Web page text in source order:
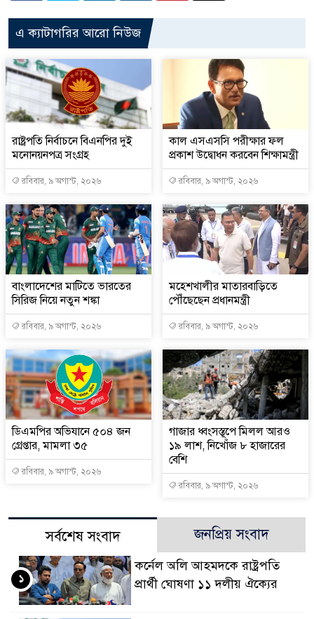
এ ক্যাটাগরির আরো নিউজ
রাষ্ট্রপতি নির্বাচনে বিএনপির দুই
মনোনয়নপত্র সংগ্রহ
রবিবার, ৯ অগাস্ট, ২০২৬
কাল এসএসসি পরীক্ষার ফল
প্রকাশ উদ্বোধন করবেন শিক্ষামন্ত্রী
রবিবার, ৯ অগাস্ট, ২০২৬
বাংলাদেশের মাটিতে ভারতের
সিরিজ নিয়ে নতুন শঙ্কা
রবিবার, ৯ অগাস্ট, ২০২৬
মহেশখালীর মাতারবাড়িতে
পৌঁছেছেন প্রধানমন্ত্রী
রবিবার, ৯ অগাস্ট, ২০২৬
ডিএমপির অভিযানে ৫০৪ জন
গ্রেপ্তার, মামলা ৩৫
রবিবার, ৯ অগাস্ট, ২০২৬
গাজার ধ্বংসস্তূপে মিলল আরও
১৯ লাশ, নিখোঁজ ৮ হাজারের
বেশি
রবিবার, ৯ অগাস্ট, ২০২৬
সর্বশেষ সংবাদ জনপ্রিয় সংবাদ
কর্নেল অলি আহমদকে রাষ্ট্রপতি
প্রার্থী ঘোষণা ১১ দলীয় ঐক্যের
১